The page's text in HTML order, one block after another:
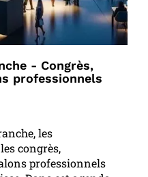
- Congrès,
professionnels
les
congrès,
professionnels